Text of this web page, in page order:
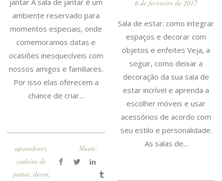
ambiente reservado para
momentos especiais, onde
comemoramos datas e
ocasiões inesquecíveis com
nossos amigos e familiares.
Por isso elas oferecem a
chance de criar...
aparadores,
cadeira de
jantar, decor,
Share:
6 de fevereiro de 2017
Sala de estar: como integrar
espaços e decorar com
objetos e enfeites Veja, a
seguir, como deixar a
decoração da sua sala de
estar incrível e aprenda a
escolher móveis e usar
acessórios de acordo com
seu estilo e personalidade.
As salas de...